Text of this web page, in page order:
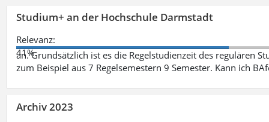
Studium+ an der Hochschule Darmstadt
Relevanz:
41%
an. Grundsätzlich ist es die Regelstudienzeit des regulären
zum Beispiel aus 7 Regelsemestern 9 Semester. Kann ich
Archiv 2023